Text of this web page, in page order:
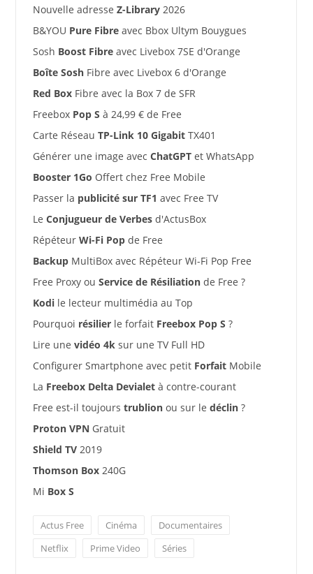
Nouvelle adresse Z-Library2026
B&YOU Pure Fibreavec Bbox Ultym Bouygues
Sosh Boost Fibreavec Livebox 7SE d'Orange
Boîte SoshFibre avec Livebox 6 d'Orange
Red BoxFibre avec la Box 7 de SFR
Freebox Pop S à 24,99 € de Free
Carte Réseau TP-Link 10 GigabitTX401
Générer une image avec ChatGPTet WhatsApp
Booster 1Go Offert chez Free Mobile
Passer la publicité sur TF1 avec Free TV
Le Conjugueur de Verbesd'ActusBox
Répéteur Wi-Fi Popde Free
BackupMultiBox avec Répéteur Wi-Fi Pop Free
Free Proxy ou Service de Résiliationde Free ?
Kodile lecteur multimédia au Top
Pourquoi résilierle forfait Freebox Pop S ?
Lire une vidéo 4ksur une TV Full HD
Configurer Smartphone avec petit ForfaitMobile
La Freebox Delta Devialetà contre-courant
Free est-il toujours trublionou sur le déclin?
Proton VPN Gratuit
Shield TV2019
Thomson Box240G
Mi Box S
Actus Free Cinéma
Documentaires
Netflix
Prime Video Séries